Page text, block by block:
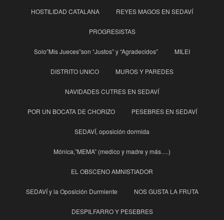
HOSTILIDAD CATALANA REYES MAGOS EN SEDAVÍ
PROGRESISTAS
Solo”Mis Jueces”son “Justos” y “Agradecidos” MILEI
DISTRITO UNICO MUROS Y PAREDES
NAVIDADES CUTRES EN SEDAVÍ
POR UN BOCATA DE CHORIZO PESEBRES EN SEDAVÍ
SEDAVÍ, oposición dormida
Mónica,”MEMA” (medico y madre y más….)
EL OBSCENO AMNISTIADOR
SEDAVÍ y la Oposición Durmiente NOS GUSTA LA FRUTA
DESPILFARRO Y PESEBRES